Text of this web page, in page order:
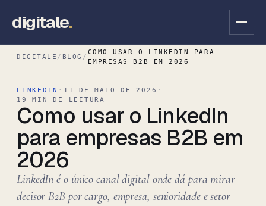
digitale.
DIGITALE / BLOG /
COMO USAR O LINKEDIN PARA
EMPRESAS B2B EM 2026
LINKEDIN · 11 DE MAIO DE 2026 ·
19 MIN DE LEITURA
Como usar o LinkedIn
para empresas B2B em
2026
LinkedIn é o único canal digital onde dá para mirar
decisor B2B por cargo, empresa, senioridade e setor